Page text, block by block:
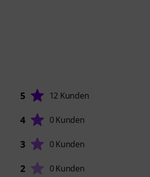
5 12 Kunden
4 0 Kunden
3 0 Kunden
2 0 Kunden